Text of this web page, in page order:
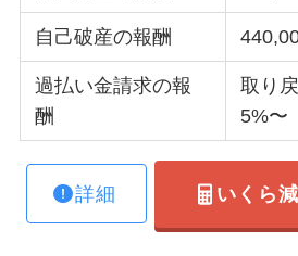
自己破産の報酬
過払い金請求の報
酬
取り
5%〜
詳細 いくら